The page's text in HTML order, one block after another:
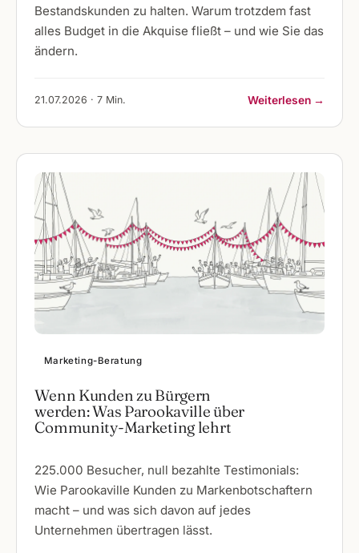
Bestandskunden zu halten. Warum trotzdem fast
alles Budget in die Akquise fließt – und wie Sie das
ändern.
21.07.2026 · 7 Min. Weiterlesen →
Marketing-Beratung
Wenn Kunden zu Bürgern
werden: Was Parookaville über
Community-Marketing lehrt
225.000 Besucher, null bezahlte Testimonials:
Wie Parookaville Kunden zu Markenbotschaftern
macht – und was sich davon auf jedes
Unternehmen übertragen lässt.